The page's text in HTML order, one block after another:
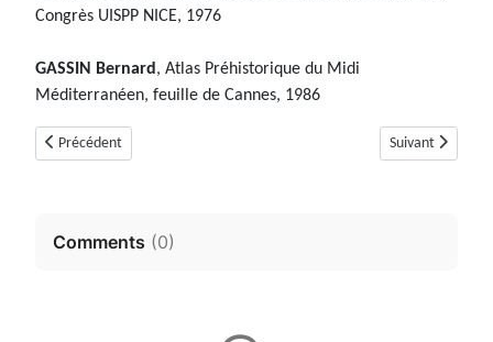
Congrès UISPP NICE, 1976
GASSIN Bernard , Atlas Préhistorique du Midi
Méditerranéen, feuille de Cannes, 1986
Article précédent : Tumulus de la Lèque N°1 (Saint-Vallier-de-Thiey)
Précédent Article suivant :
Suivant
Comments (0)